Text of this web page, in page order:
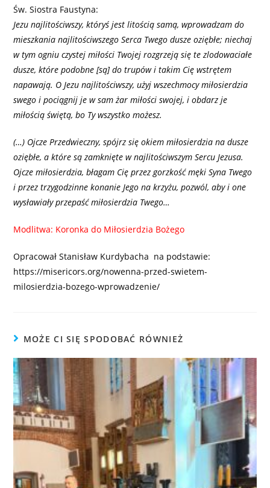
Św. Siostra Faustyna:
Jezu najlitościwszy, któryś jest litością samą, wprowadzam do
mieszkania najlitościwszego Serca Twego dusze oziębłe; niechaj
w tym ogniu czystej miłości Twojej rozgrzeją się te zlodowaciałe
dusze, które podobne [są] do trupów i takim Cię wstrętem
napawają. O Jezu najlitościwszy, użyj wszechmocy miłosierdzia
swego i pociągnij je w sam żar miłości swojej, i obdarz je
miłością świętą, bo Ty wszystko możesz.
(…) Ojcze Przedwieczny, spójrz się okiem miłosierdzia na dusze
oziębłe, a które są zamknięte w najlitościwszym Sercu Jezusa.
Ojcze miłosierdzia, błagam Cię przez gorzkość męki Syna Twego
i przez trzygodzinne konanie Jego na krzyżu, pozwól, aby i one
wysławiały przepaść miłosierdzia Twego…
Modlitwa: Koronka do Miłosierdzia Bożego
Opracował Stanisław Kurdybacha na podstawie:
https://misericors.org/nowenna-przed-swietem-
milosierdzia-bozego-wprowadzenie/
MOŻE CI SIĘ SPODOBAĆ RÓWNIEŻ